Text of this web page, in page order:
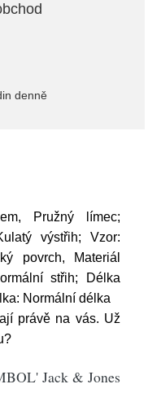
denně
Pružný límec;
výstřih; Vzor:
povrch, Materiál
střih; Délka
Normální délka
právě na vás. Už
Jack & Jones